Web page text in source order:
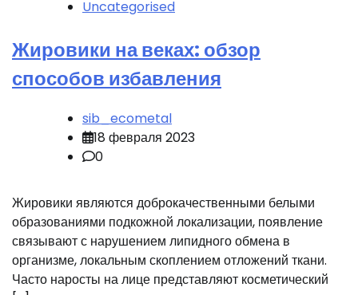
Uncategorised
Жировики на веках: обзор
способов избавления
sib_ecometal
18 февраля 2023
0
Жировики являются доброкачественными белыми
образованиями подкожной локализации, появление
связывают с нарушением липидного обмена в
организме, локальным скоплением отложений ткани.
Часто наросты на лице представляют косметический